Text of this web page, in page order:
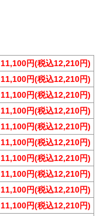
11,100円(税込12,210円)
11,100円(税込12,210円)
11,100円(税込12,210円)
11,100円(税込12,210円)
11,100円(税込12,210円)
11,100円(税込12,210円)
11,100円(税込12,210円)
11,100円(税込12,210円)
11,100円(税込12,210円)
11,100円(税込12,210円)